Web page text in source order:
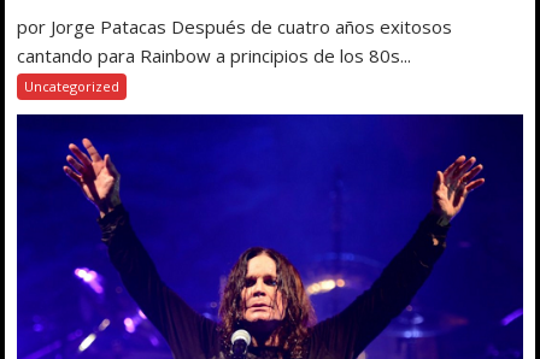
por Jorge Patacas Después de cuatro años exitosos
cantando para Rainbow a principios de los 80s...
Uncategorized